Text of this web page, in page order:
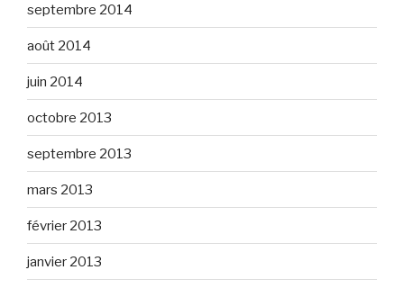
septembre 2014
août 2014
juin 2014
octobre 2013
septembre 2013
mars 2013
février 2013
janvier 2013